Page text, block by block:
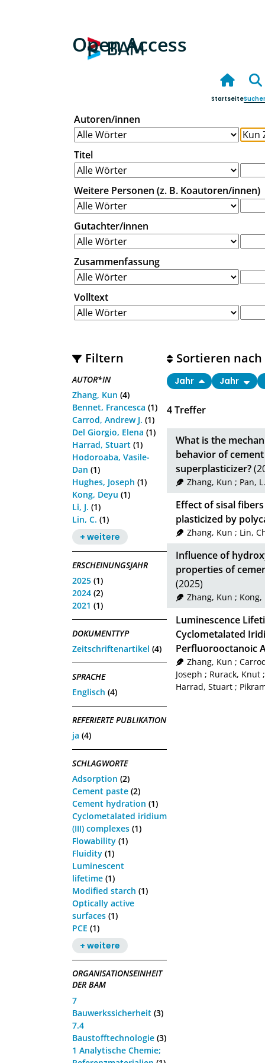
Open Access
Startseite
Autoren/innen
Titel
Weitere Personen (z. B. Koautoren/innen)
Gutachter/innen
Zusammenfassung
Volltext
Filtern
AUTOR*IN
Zhang, Kun (4)
Bennet, Francesca (1)
Carrod, Andrew J. (1)
Del Giorgio, Elena (1)
Harrad, Stuart (1)
Hodoroaba, Vasile-
Dan (1)
Hughes, Joseph (1)
Kong, Deyu (1)
Li, J. (1)
Lin, C. (1)
+ weitere
ERSCHEINUNGSJAHR
2025 (1)
2024 (2)
2021 (1)
DOKUMENTTYP
Zeitschriftenartikel (4)
SPRACHE
Englisch (4)
REFERIERTE PUBLIKATION
ja (4)
SCHLAGWORTE
Adsorption (2)
Cement paste (2)
Cement hydration (1)
Cyclometalated iridium
(III) complexes (1)
Flowability (1)
Fluidity (1)
Luminescent
lifetime (1)
Modified starch (1)
Optically active
surfaces (1)
PCE (1)
+ weitere
ORGANISATIONSEINHEIT
DER BAM
7
Bauwerkssicherheit (3)
7.4
Baustofftechnologie (3)
1 Analytische Chemie;
4Treffer
Sortieren nach
Jahr Jahr
What is the
behavior of
superplasticizer?
Zhang, Kun ; Pan, L.
Effect of sisal
plasticized by
Zhang, Kun ; Lin,
Influence of
properties of
(2025)
Zhang, Kun ; Kong,
Luminescence
Cyclometalated
Perfluorooctanoic
Zhang, Kun ;
Joseph ; Rurack, Knut
Harrad, Stuart ;